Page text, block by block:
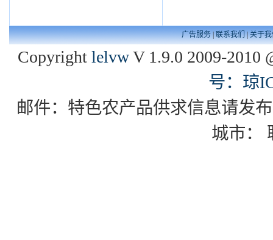
广告服务|联系我们|关于
Copyright lelvwV 1.9.0 2009-2010
号：琼
邮件：特色农产品供求信息请发
城市：